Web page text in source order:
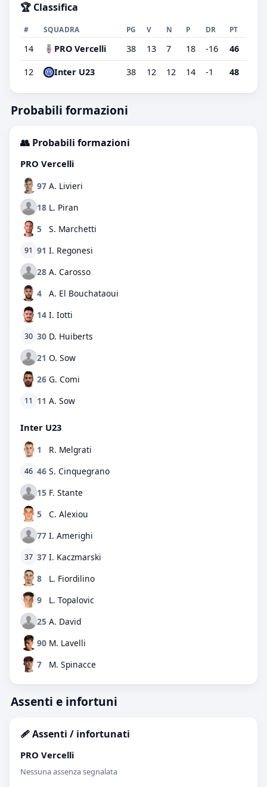
🏆 Classifica
# SQUADRA PG V N P DR PT
14 PRO Vercelli 38 13 7 18 -16 46
12 Inter U23 38 12 12 14 -1 48
Probabili formazioni
👥 Probabili formazioni
PRO Vercelli
97 A. Livieri
18 L. Piran
5
S. Marchetti
91 91 I. Regonesi
28 A. Carosso
4
A. El Bouchataoui
14 I. Iotti
30 30 D. Huiberts
21 O. Sow
26 G. Comi
11 11 A. Sow
Inter U23
1 R. Melgrati
46 46 S. Cinquegrano
15 F. Stante
5
C. Alexiou
77 I. Amerighi
37 37 I. Kaczmarski
8
L. Fiordilino
9
L. Topalovic
25 A. David
90 M. Lavelli
7
M. Spinacce
Assenti e infortuni
🩹 Assenti / infortunati
PRO Vercelli
Nessuna assenza segnalata